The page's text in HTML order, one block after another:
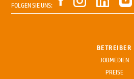
FOLGEN SIE UNS:
BETREIBER
JOBMEDIEN
PREISE